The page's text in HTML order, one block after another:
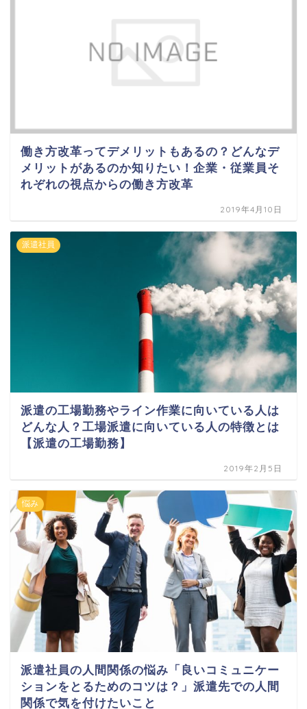
働き方改革ってデメリットもあるの？どんなデ
メリットがあるのか知りたい！企業・従業員そ
れぞれの視点からの働き方改革
2019年4月10日
派遣社員
派遣の工場勤務やライン作業に向いている人は
どんな人？工場派遣に向いている人の特徴とは
【派遣の工場勤務】
2019年2月5日
悩み
派遣社員の人間関係の悩み「良いコミュニケー
ションをとるためのコツは？」派遣先での人間
関係で気を付けたいこと